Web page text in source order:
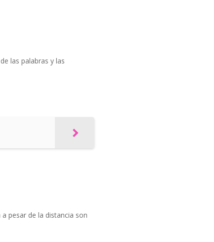
las palabras y las
pesar de la distancia son